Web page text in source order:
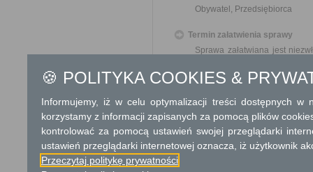
Obywatel, Przedsiębiorca
Termin załatwienia sprawy
Sprawa załatwiana jest
zawieszenia postępowania
W przypadku spraw
Informacja
Dodatkowe
🍪 POLITYKA COOKIES &
Informujemy, iż w celu optymalizacji treści dostępnych w
korzystamy z informacji zapisanych za pomocą plików
kontrolować za pomocą ustawień swojej przeglądarki
ustawień przeglądarki internetowej oznacza, iż użytkownik
Przeczytaj politykę prywatności